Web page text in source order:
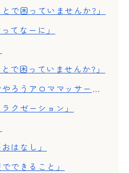
で困っていませんか?」
てなーに」
で困っていませんか?」
第46回「みんなでやろうアロママッサージ」
クゼーション」
はなし」
できること」